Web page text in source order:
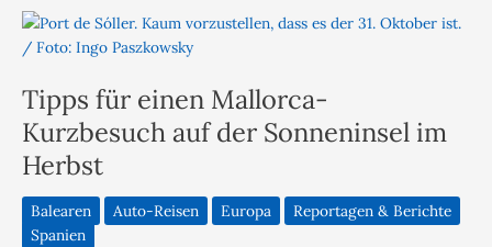
Tipps für einen Mallorca-
Kurzbesuch auf der Sonneninsel im
Herbst
Balearen Auto-Reisen Europa
Reportagen & Berichte
Spanien